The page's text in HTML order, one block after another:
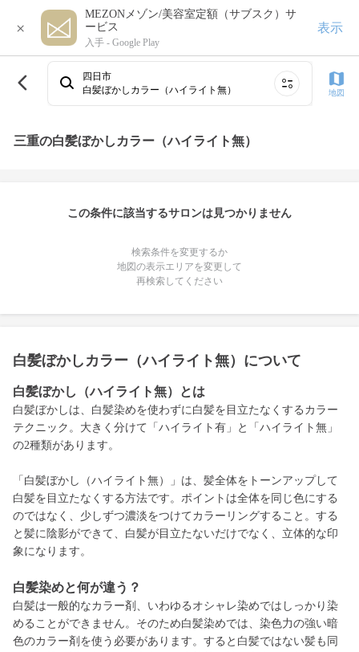
×
MEZONメゾン/美容室定額（サブスク）サ
ービス
入手 - Google Play
表示
四日市
白髪ぼかしカラー（ハイライト無）
地図
三重の白髪ぼかしカラー（ハイライト無）
この条件に該当するサロンは見つかりません
検索条件を変更するか
地図の表示エリアを変更して
再検索してください
白髪ぼかしカラー（ハイライト無）について
白髪ぼかし（ハイライト無）とは
白髪ぼかしは、白髪染めを使わずに白髪を目立たなくするカラー
テクニック。大きく分けて「ハイライト有」と「ハイライト無」
の2種類があります。
「白髪ぼかし（ハイライト無）」は、髪全体をトーンアップして
白髪を目立たなくする方法です。ポイントは全体を同じ色にする
のではなく、少しずつ濃淡をつけてカラーリングすること。する
と髪に陰影ができて、白髪が目立たないだけでなく、立体的な印
象になります。
白髪染めと何が違う？
白髪は一般的なカラー剤、いわゆるオシャレ染めではしっかり染
めることができません。そのため白髪染めでは、染色力の強い暗
色のカラー剤を使う必要があります。すると白髪ではない髪も同